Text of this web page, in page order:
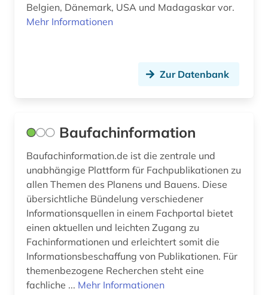
isotopengeochemie (1)
karte (13)
karten (2)
kartografie (3)
kartographie (1)
keramischer werkstoff (1)
kleine eiszeit (1)
klima (10)
Belgien, Dänemark, USA und Madagaskar vor.
Mehr Informationen
Zur Datenbank
Baufachinformation
Baufachinformation.de ist die zentrale und
unabhängige Plattform für Fachpublikationen zu
allen Themen des Planens und Bauens. Diese
übersichtliche Bündelung verschiedener
Informationsquellen in einem Fachportal bietet
einen aktuellen und leichten Zugang zu
Fachinformationen und erleichtert somit die
Informationsbeschaffung von Publikationen. Für
themenbezogene Recherchen steht eine
fachliche ... Mehr Informationen